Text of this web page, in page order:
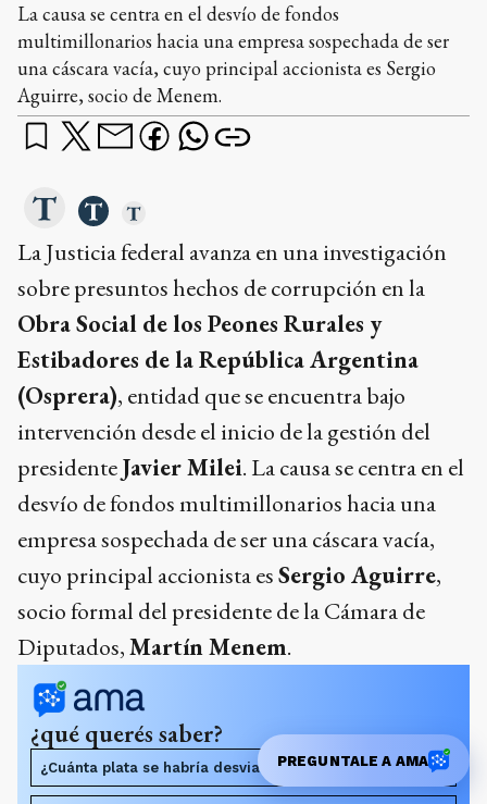
La causa se centra en el desvío de fondos
multimillonarios hacia una empresa sospechada de ser
una cáscara vacía, cuyo principal accionista es Sergio
Aguirre, socio de Menem.
La Justicia federal avanza en una investigación
sobre presuntos hechos de corrupción en la
Obra Social de los Peones Rurales y
Estibadores de la República Argentina
(Osprera), entidad que se encuentra bajo
intervención desde el inicio de la gestión del
presidenteJavier Milei. La causa se centra en el
desvío de fondos multimillonarios hacia una
empresa sospechada de ser una cáscara vacía,
cuyo principal accionista esSergio Aguirre,
socio formal del presidente de la Cámara de
Diputados,Martín Menem.
¿qué querés saber?
¿Cuánta plata se habría desviado en la obra social?
PREGUNTALE A AMA